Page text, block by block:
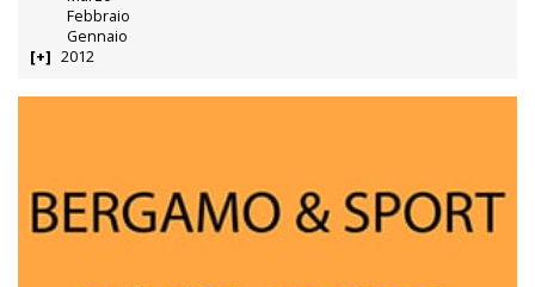
Febbraio
Gennaio
2012